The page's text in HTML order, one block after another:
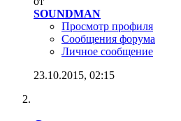
SOUNDMAN
Просмотр профиля
Сообщения форума
Личное сообщение
23.10.2015, 02:15